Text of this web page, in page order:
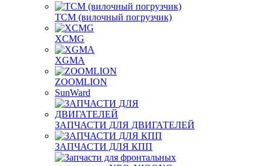
TCM (вилочный погрузчик)
XCMG
XGMA
ZOOMLION
SunWard
ЗАПЧАСТИ ДЛЯ ДВИГАТЕЛЕЙ
ЗАПЧАСТИ ДЛЯ КПП